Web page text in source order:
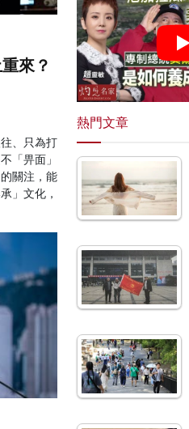
來？
、只為打
「畀面」
關注，能
」文化，
熱門文章